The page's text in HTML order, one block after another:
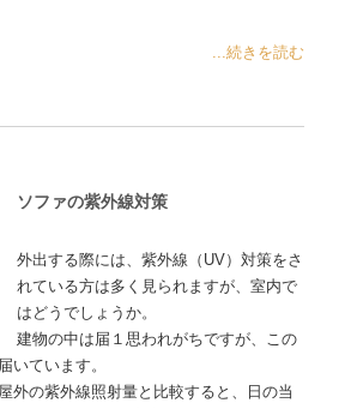
...続きを読む
ソファの紫外線対策
外出する際には、紫外線（UV）対策をさ
れている方は多く見られますが、室内で
はどうでしょうか。
建物の中は届１思われがちですが、この
いています。
外の紫外線照射量と比較すると、日の当